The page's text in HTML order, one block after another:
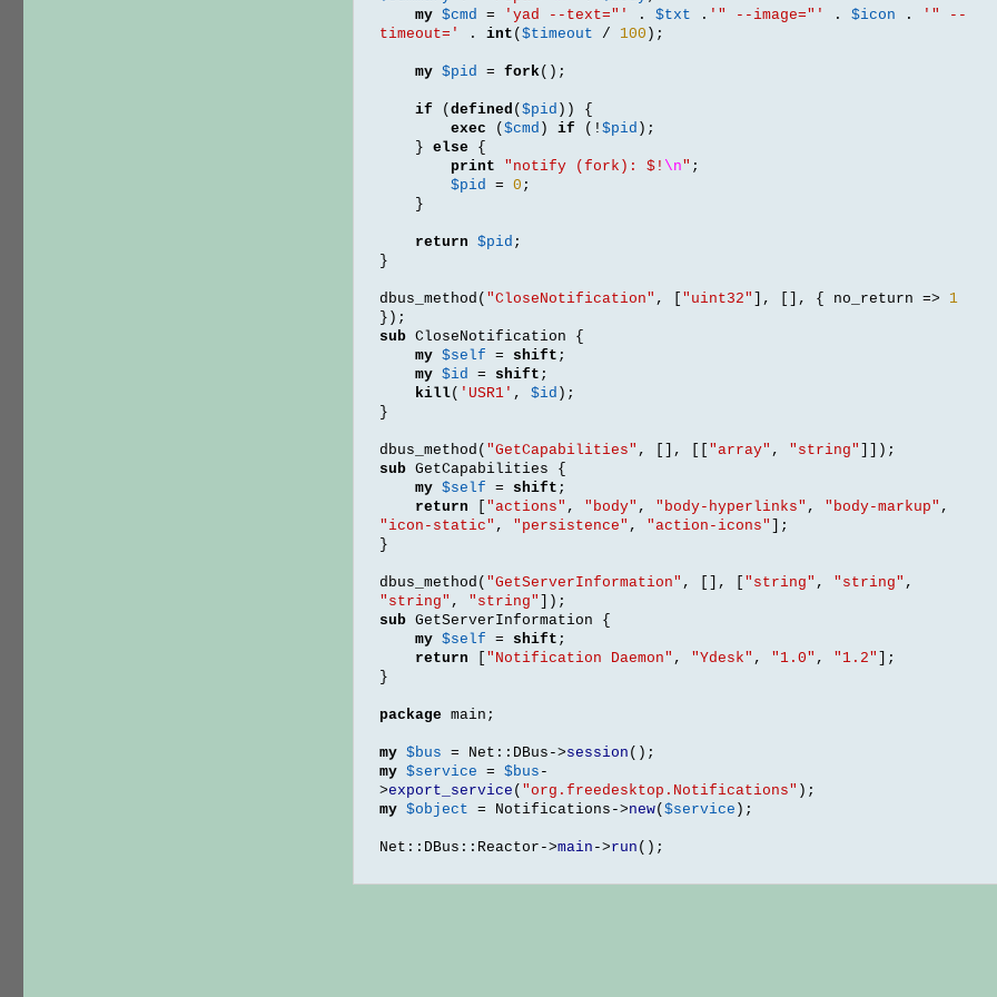
my $cmd = 'yad --text="' . $txt . '" --image="' . $icon .
'" --
timeout='
. int ($timeout / 100 );
my $pid = fork();
if (defined ($pid )) {
exec
($cmd ) if (!$pid );
}
else {
print
"notify (fork): $! \n" ;
$pid
= 0 ;
}
return $pid ;
}
dbus_method ( "CloseNotification" , [ "uint32" ], [], { no_return =>
1
});
sub CloseNotification {
my $self = shift ;
my $id = shift ;
kill( 'USR1' , $id );
}
dbus_method ( "GetCapabilities" , [], [[ "array" , "string"
]]);
sub GetCapabilities {
my $self = shift ;
return
"actions" , "body" , "body-hyperlinks" , "body-markup" ,
"icon-static" , "persistence" , "action-icons"
];
}
dbus_method ( "GetServerInformation" , [], [ "string" , "string" ,
"string" , "string"
]);
sub GetServerInformation {
my $self = shift ;
return
"Notification Daemon" , "Ydesk" , "1.0" , "1.2"
];
}
package main ;
my $bus = Net :: DBus ->session ();
my $service = $bus -
>export_service ( "org.freedesktop.Notifications" );
my $object = Notifications ->new($service );
Net :: DBus :: Reactor ->main ->run ();